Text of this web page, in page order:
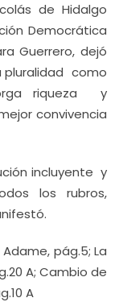
de Hidalgo
Democrática
Guerrero, dejó
pluralidad como
riqueza y
convivencia
incluyente y
los rubros,
pág.5; La
A; Cambio de
A